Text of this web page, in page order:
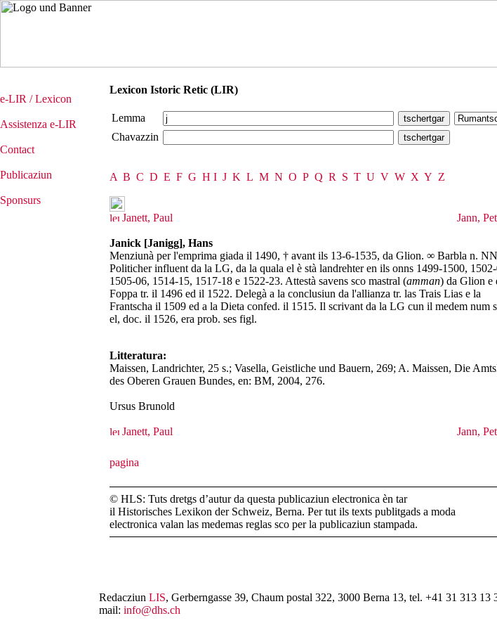
e-LIR / Lexicon
Assistenza e-LIR
Contact
Publicaziun
Sponsurs
Lexicon Istoric Retic (LIR)
Lemma
Chavazzin
A B C D E F G H I J K L M N O P Q R S T U V W X Y Z
Janett, Paul Jann,
Janick [Janigg], Hans
Menziunà per l'emprima giada il 1490, † avant ils 13-6-1535, da Glion. ∞ Barbla n.
Politicher influent da la LG, da la quala el è stà landrehter en ils onns 1499-1500,
1505-06, 1514-15, 1517-18 e 1522-23. Attestà savens sco mastral (amman) da Glion e
Foppa tr. il 1496 ed il 1522. Delegà a la conclusiun da l'allianza tr. las Trais Lias e la
Frantscha il 1509 ed a la Dieta confed. il 1515. Il scrivant da la LG cun il medem num
el, doc. il 1526, era prob. ses figl.
Litteratura:
Maissen, Landrichter, 25 s.; Vasella, Geistliche und Bauern, 269; A. Maissen, Die
des Oberen Grauen Bundes, en: BM, 2004, 276.
Ursus Brunold
Janett, Paul Jann,
© HLS: Tuts dretgs d’autur da questa publicaziun electronica èn tar
il Historisches Lexikon der Schweiz, Berna. Per tut ils texts publitgads a moda
electronica valan las medemas reglas sco per la publicaziun stampada.
Redacziun LIS, Gerberngasse 39, Chaum postal 322, 3000 Berna 13, tel. +41 31 313 13
mail: info@dhs.ch